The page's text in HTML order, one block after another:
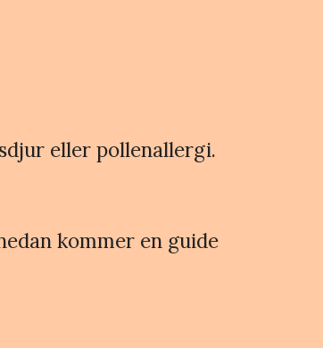
eller pollenallergi.
kommer en guide